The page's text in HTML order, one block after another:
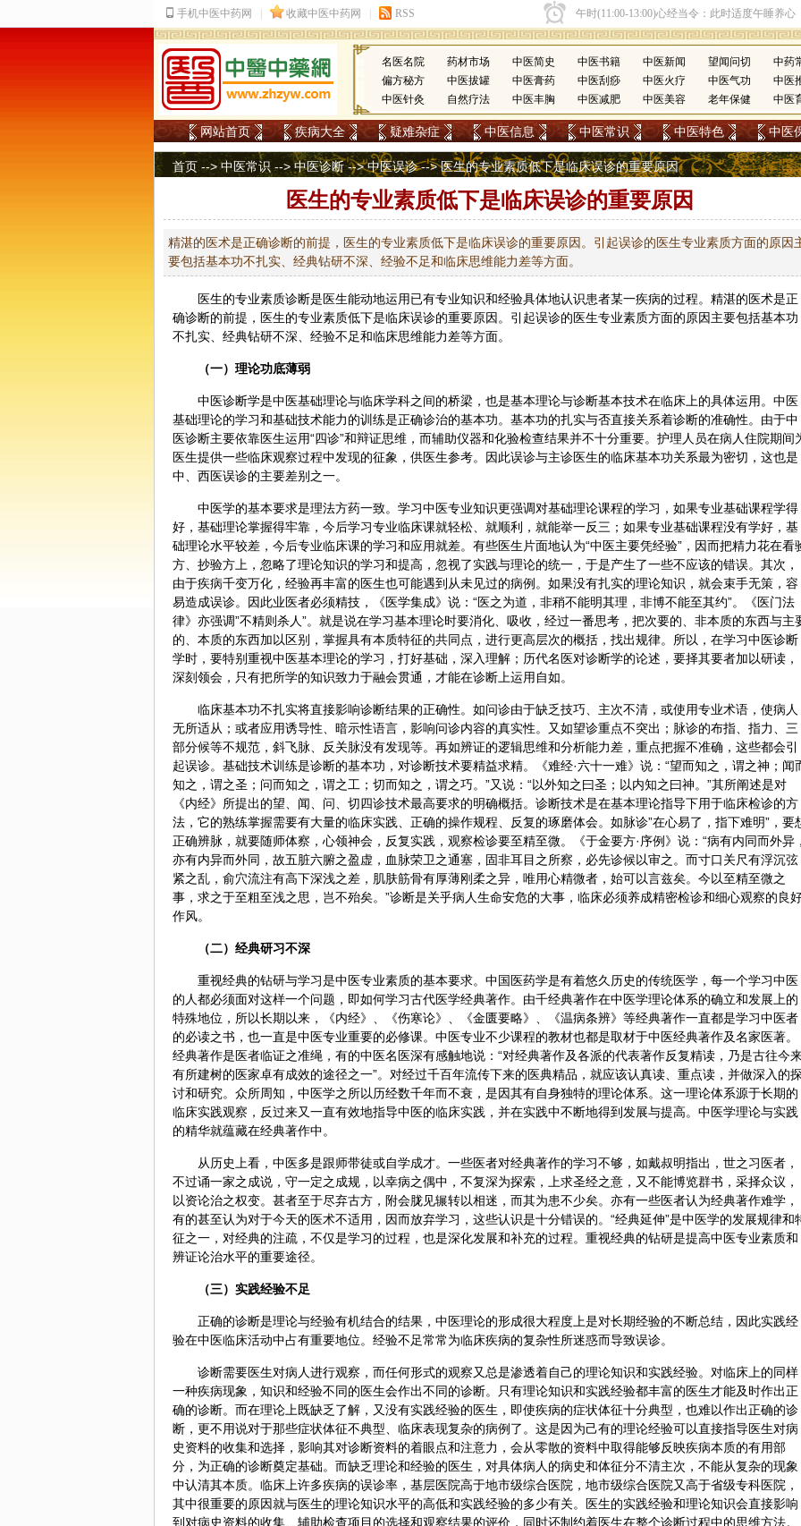
名医名院 药材市场 中医简史 中医书籍 中医新闻 望闻问切
中药
偏方秘方
中医拔罐 中医膏药 中医刮痧 中医火疗 中医气功
中医
中医针灸
自然疗法 中医丰胸 中医减肥 中医美容 老年保健 中医
网站首页 疾病大全 疑难杂症 中医信息 中医常识 中医特色 中医
首页 -->中医常识 -->中医诊断-->中医误诊--> 医生的专业素质低下是临床误诊的重要原因
医生的专业素质低下是临床误诊的重要原因
精湛的医术是正确诊断的前提，医生的专业素质低下是临床误诊的重要原因。引起误诊的医生专业素质方面的原因
要包括基本功不扎实、经典钻研不深、经验不足和临床思维能力差等方面。
医生的专业素质诊断是医生能动地运用已有专业知识和经验具体地认识患者某一疾病的过程。精湛的医术是正
确诊断的前提，医生的专业素质低下是临床误诊的重要原因。引起误诊的医生专业素质方面的原因主要包括基本功
不扎实、经典钻研不深、经验不足和临床思维能力差等方面。
（一）理论功底薄弱
中医诊断学是中医基础理论与临床学科之间的桥梁，也是基本理论与诊断基本技术在临床上的具体运用。中医
基础理论的学习和基础技术能力的训练是正确诊治的基本功。基本功的扎实与否直接关系着诊断的准确性。由于中
医诊断主要依靠医生运用“四诊”和辩证思维，而辅助仪器和化验检查结果并不十分重要。护理人员在病人住院期间
医生提供一些临床观察过程中发现的征象，供医生参考。因此误诊与主诊医生的临床基本功关系最为密切，这也是
中、西医误诊的主要差别之一。
中医学的基本要求是理法方药一致。学习中医专业知识更强调对基础理论课程的学习，如果专业基础课程学得
好，基础理论掌握得牢靠，今后学习专业临床课就轻松、就顺利，就能举一反三；如果专业基础课程没有学好，基
础理论水平较差，今后专业临床课的学习和应用就差。有些医生片面地认为“中医主要凭经验”，因而把精力花在看
方、抄验方上，忽略了理论知识的学习和提高，忽视了实践与理论的统一，于是产生了一些不应该的错误。其次，
由于疾病千变万化，经验再丰富的医生也可能遇到从未见过的病例。如果没有扎实的理论知识，就会束手无策，容
易造成误诊。因此业医者必须精技，《医学集成》说：“医之为道，非稍不能明其理，非博不能至其约”。《医门法
律》亦强调”不精则杀人”。就是说在学习基本理论时要消化、吸收，经过一番思考，把次要的、非本质的东西与主
的、本质的东西加以区别，掌握具有本质特征的共同点，进行更高层次的概括，找出规律。所以，在学习中医诊断
学时，要特别重视中医基本理论的学习，打好基础，深入理解；历代名医对诊断学的论述，要择其要者加以研读，
深刻领会，只有把所学的知识致力于融会贯通，才能在诊断上运用自如。
临床基本功不扎实将直接影响诊断结果的正确性。如问诊由于缺乏技巧、主次不清，或使用专业术语，使病人
无所适从；或者应用诱导性、暗示性语言，影响问诊内容的真实性。又如望诊重点不突出；脉诊的布指、指力、三
部分候等不规范，斜飞脉、反关脉没有发现等。再如辨证的逻辑思维和分析能力差，重点把握不准确，这些都会引
起误诊。基础技术训练是诊断的基本功，对诊断技术要精益求精。《难经·六十一难》说：“望而知之，谓之神；闻
知之，谓之圣；问而知之，谓之工；切而知之，谓之巧。”又说：“以外知之曰圣；以内知之曰神。”其所阐述是对
《内经》所提出的望、闻、问、切四诊技术最高要求的明确概括。诊断技术是在基本理论指导下用于临床检诊的方
法，它的熟练掌握需要有大量的临床实践、正确的操作规程、反复的琢磨体会。如脉诊”在心易了，指下难明”，要
正确辨脉，就要随师体察，心领神会，反复实践，观察检诊要至精至微。《于金要方·序例》说：“病有内同而外异
亦有内异而外同，故五脏六腑之盈虚，血脉荣卫之通塞，固非耳目之所察，必先诊候以审之。而寸口关尺有浮沉弦
紧之乱，俞穴流注有高下深浅之差，肌肤筋骨有厚薄刚柔之异，唯用心精微者，始可以言兹矣。今以至精至微之
事，求之于至粗至浅之思，岂不殆矣。”诊断是关乎病人生命安危的大事，临床必须养成精密检诊和细心观察的良
作风。
（二）经典研习不深
重视经典的钻研与学习是中医专业素质的基本要求。中国医药学是有着悠久历史的传统医学，每一个学习中医
的人都必须面对这样一个问题，即如何学习古代医学经典著作。由千经典著作在中医学理论体系的确立和发展上的
特殊地位，所以长期以来，《内经》、《伤寒论》、《金匮要略》、《温病条辨》等经典著作一直都是学习中医者
的必读之书，也一直是中医专业重要的必修课。中医专业不少课程的教材也都是取材于中医经典著作及名家医著。
经典著作是医者临证之准绳，有的中医名医深有感触地说：“对经典著作及各派的代表著作反复精读，乃是古往今
有所建树的医家卓有成效的途径之一”。对经过千百年流传下来的医典精品，就应该认真读、重点读，并做深入的
讨和研究。众所周知，中医学之所以历经数千年而不衰，是因其有自身独特的理论体系。这一理论体系源于长期的
临床实践观察，反过来又一直有效地指导中医的临床实践，并在实践中不断地得到发展与提高。中医学理论与实践
的精华就蕴藏在经典著作中。
从历史上看，中医多是跟师带徒或自学成才。一些医者对经典著作的学习不够，如戴叔明指出，世之习医者，
不过诵一家之成说，守一定之成规，以幸病之偶中，不复深为探索，上求圣经之意，又不能博览群书，采择众议，
以资论治之权变。甚者至于尽弃古方，附会胧见辗转以相迷，而其为患不少矣。亦有一些医者认为经典著作难学，
有的甚至认为对于今天的医术不适用，因而放弃学习，这些认识是十分错误的。“经典延伸”是中医学的发展规律和
征之一，对经典的注疏，不仅是学习的过程，也是深化发展和补充的过程。重视经典的钻研是提高中医专业素质和
辨证论治水平的重要途径。
（三）实践经验不足
正确的诊断是理论与经验有机结合的结果， 中医理论的形成很大程度上是对长期经验的不断总结，因此实践经
验在中医临床活动中占有重要地位。经验不足常常为临床疾病的复杂性所迷惑而导致误诊。
诊断需要医生对病人进行观察，而任何形式的观察又总是渗透着自己的理论知识和实践经验。对临床上的同样
一种疾病现象，知识和经验不同的医生会作出不同的诊断。只有理论知识和实践经验都丰富的医生才能及时作出正
确的诊断。而在理论上既缺乏了解，又没有实践经验的医生，即使疾病的症状体征十分典型，也难以作出正确的诊
断，更不用说对于那些症状体征不典型、临床表现复杂的病例了。这是因为己有的理论经验可以直接指导医生对病
史资料的收集和选择，影响其对诊断资料的着眼点和注意力，会从零散的资料中取得能够反映疾病本质的有用部
分，为正确的诊断奠定基础。而缺乏理论和经验的医生，对具体病人的病史和体征分不清主次，不能从复杂的现象
中认清其本质。临床上许多疾病的误诊率，基层医院高于地市级综合医院，地市级综合医院又高于省级专科医院，
其中很重要的原因就与医生的理论知识水平的高低和实践经验的多少有关。医生的实践经验和理论知识会直接影响
到对病史资料的收集、辅助检查项目的选择和观察结果的评价，同时还制约着医生在整个诊断过程中的思维方法。